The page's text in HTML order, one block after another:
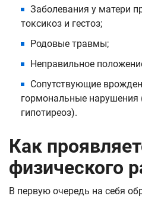
Заболевания у матери
токсикоз и гестоз;
Родовые травмы;
Неправильное
Сопутствующие
гормональные нарушения
гипотиреоз).
Как
физического
В первую очередь на себя